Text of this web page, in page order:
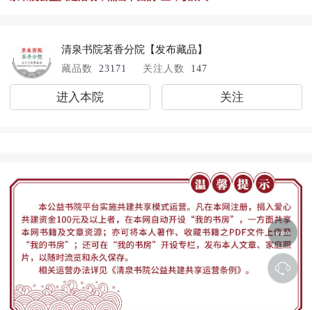
清泉书院茗香分院 【发布藏品】
藏品数 23171 关注人数 147
进入本院 关注